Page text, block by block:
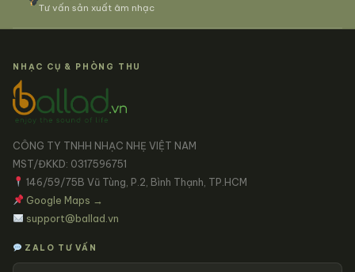
Tư vấn sản xuất âm nhạc
NHẠC CỤ & PHÒNG THU
CÔNG TY TNHH NHẠC NHẸ VIỆT NAM
MST/ĐKKD: 0317596751
146/59/75B Vũ Tùng, P.2, Bình Thạnh, TP.HCM
Google Maps →
support@ballad.vn
ZALO TƯ VẤN